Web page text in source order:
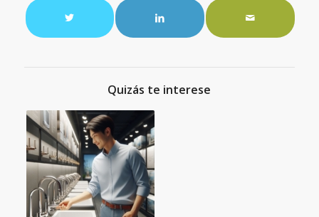
Quizás te interese